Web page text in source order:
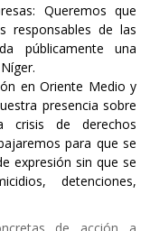
Queremos que
responsables de las
públicamente una
en Oriente Medio y
presencia sobre
crisis de derechos
para que se
expresión sin que se
detenciones,